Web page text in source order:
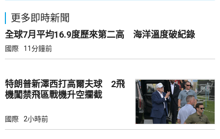
更多即時新聞
全球7月平均16.9度歷來第二高 海洋溫度破紀錄
國際 11分鐘前
特朗普新澤西打高爾夫球 2飛
機闖禁飛區戰機升空攔截
國際 2小時前